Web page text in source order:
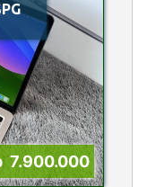
7.900.000